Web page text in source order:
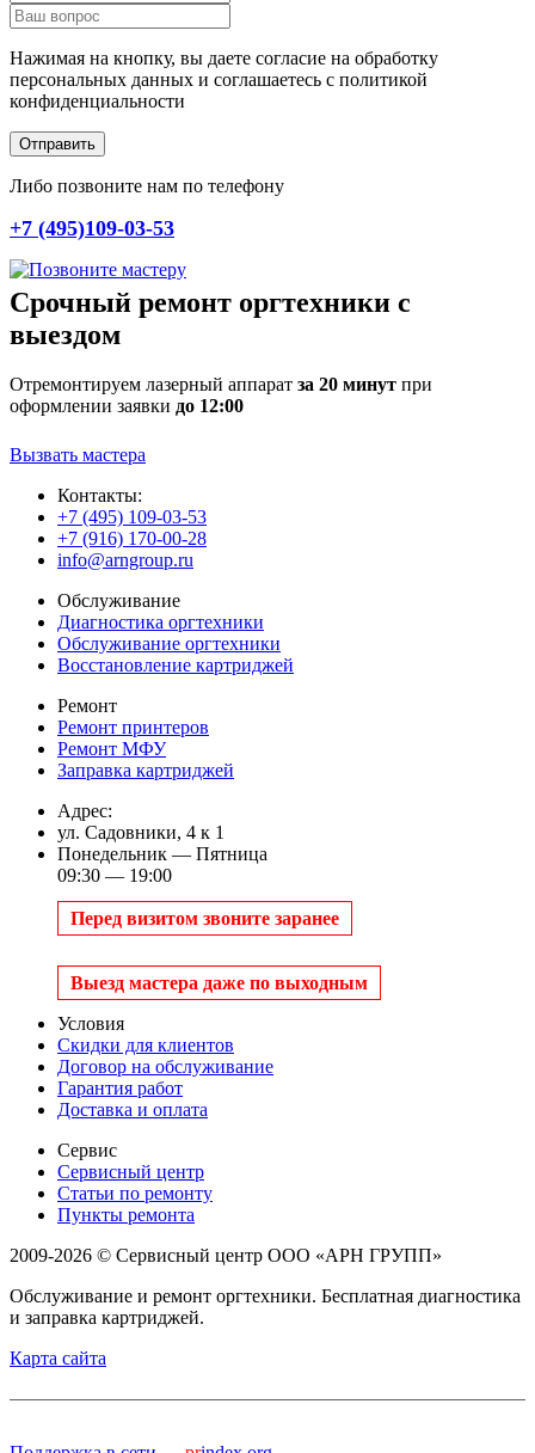
Нажимая на кнопку, вы даете согласие на обработку
персональных данных и соглашаетесь c политикой
конфиденциальности
Отправить
Либо позвоните нам по телефону
+7 (495)109-03-53
Срочный ремонт оргтехники с
выездом
Отремонтируем лазерный аппарат за 20 минут при
оформлении заявки до 12:00
Вызвать мастера
Контакты:
+7 (495) 109-03-53
+7 (916) 170-00-28
info@arngroup.ru
Обслуживание
Диагностика оргтехники
Обслуживание оргтехники
Восстановление картриджей
Ремонт
Ремонт принтеров
Ремонт МФУ
Заправка картриджей
Адрес:
ул. Садовники, 4 к 1
Понедельник — Пятница
09:30 — 19:00
Перед визитом звоните заранее
Выезд мастера даже по выходным
Условия
Скидки для клиентов
Договор на обслуживание
Гарантия работ
Доставка и оплата
Сервис
Сервисный центр
Статьи по ремонту
Пункты ремонта
2009-2026 © Сервисный центр ООО «АРН ГРУПП»
Обслуживание и ремонт оргтехники. Бесплатная диагностика
и заправка картриджей.
Карта сайта